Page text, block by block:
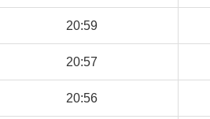
20:59
20:57
20:56